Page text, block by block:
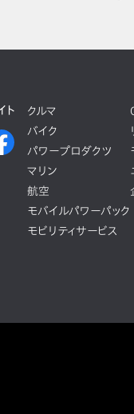
ト
クルマ
バイク
パワープロダクツ
マリン
航空
モバイルパワーパック
モビリティサービス